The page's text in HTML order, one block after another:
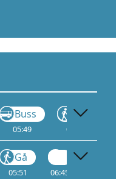
Buss
05:49
Gå
05:55
Gå
05:51 06:45